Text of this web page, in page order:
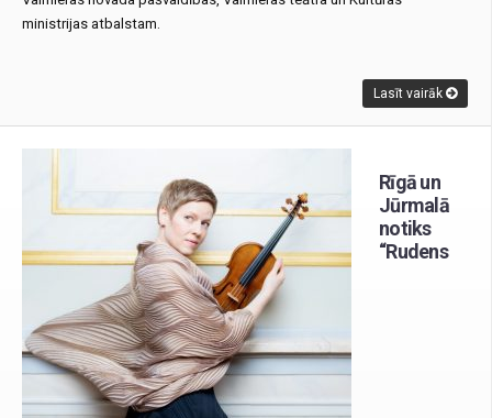
ministrijas atbalstam.
Lasīt vairāk
Rīgā un
Jūrmalā
notiks
“Rudens